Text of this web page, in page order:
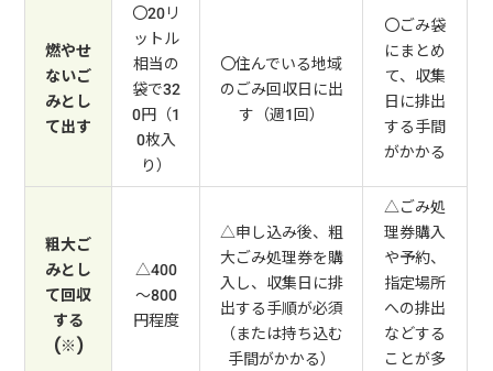
燃やせ
ないご
みとし
て出す
〇20リ
ットル
相当の
袋で32
0円（1
0枚入
り）
〇住んでいる地域
のごみ回収日に出
す（週1回）
〇ごみ袋
にまとめ
て、収集
日に排出
する手間
がかかる
粗大ご
みとし
て回収
する
(※)
△400
～800
円程度
△申し込み後、粗
大ごみ処理券を購
入し、収集日に排
出する手順が必須
（または持ち込む
手間がかかる）
△ごみ処
理券購入
や予約、
指定場所
への排出
などする
ことが多